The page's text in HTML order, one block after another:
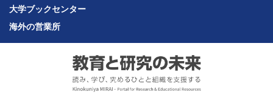
大学ブックセンター
海外の営業所